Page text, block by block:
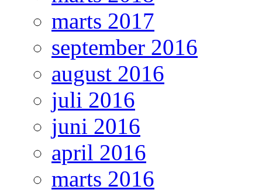
marts 2017
september 2016
august 2016
juli 2016
juni 2016
april 2016
marts 2016